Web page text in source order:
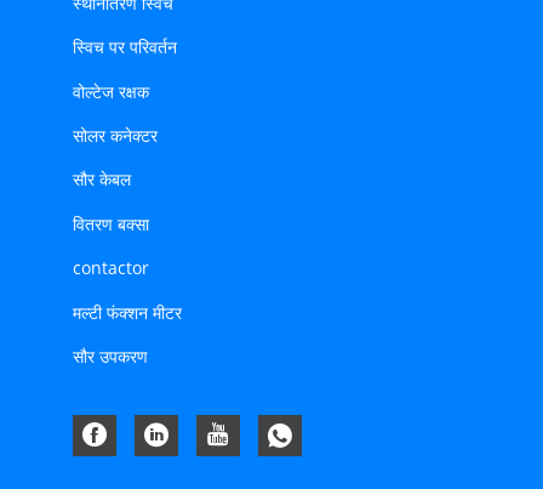
स्विच पर परिवर्तन
वोल्टेज रक्षक
सोलर कनेक्टर
सौर केबल
वितरण बक्सा
contactor
मल्टी फंक्शन मीटर
सौर उपकरण